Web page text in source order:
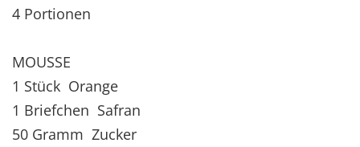
4 Portionen
MOUSSE
1 Stück Orange
1 Briefchen Safran
50 Gramm Zucker